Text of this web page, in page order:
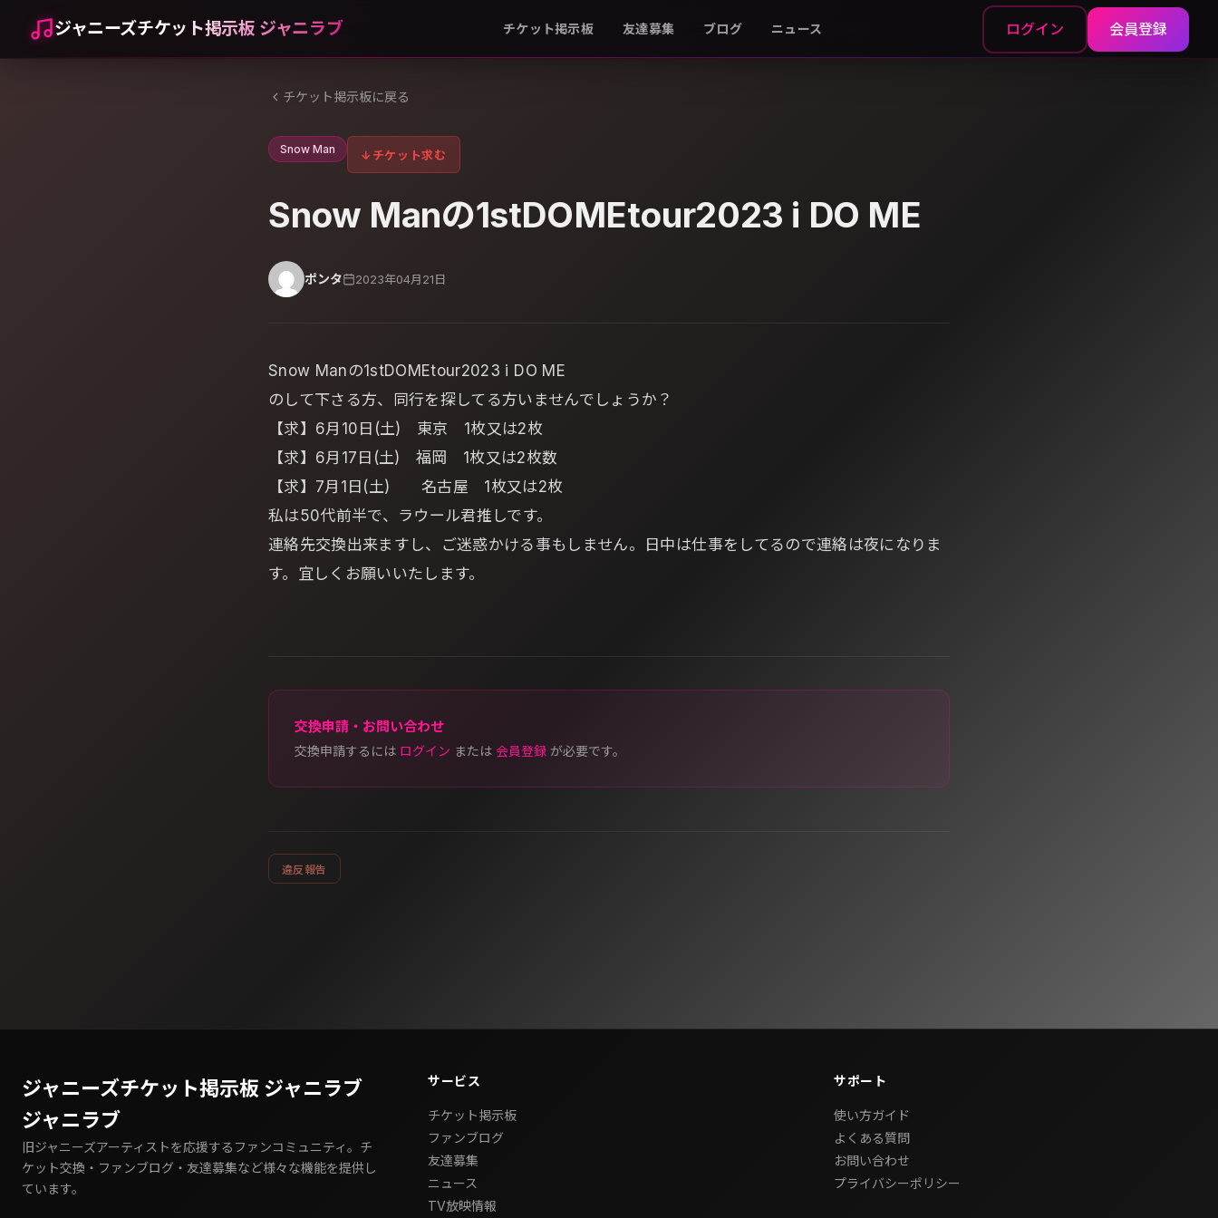
ジャニーズチケット掲示板 ジャニラブ チケット掲示板 友達募集 ブログ ニュース ログイン 会員登録
チケット掲示板に戻る
Snow Man ↓ チケット求む
Snow Manの1stDOMEtour2023 i DO ME
ポンタ 2023年04月21日
Snow Manの1stDOMEtour2023 i DO ME
のして下さる方、同行を探してる方いませんでしょうか？
【求】6月10日(土) 東京 1枚又は2枚
【求】6月17日(土) 福岡 1枚又は2枚数
【求】7月1日(土) 名古屋 1枚又は2枚
私は50代前半で、ラウール君推しです。
連絡先交換出来ますし、ご迷惑かける事もしません。日中は仕事をしてるので連絡は夜になりま
す。宜しくお願いいたします。
交換申請・お問い合わせ
交換申請するには ログイン または 会員登録 が必要です。
違反報告
ジャニーズチケット掲示板 ジャニラブ
ジャニラブ
旧ジャニーズアーティストを応援するファンコミュニティ。チ
ケット交換・ファンブログ・友達募集など様々な機能を提供し
ています。
サービス
チケット掲示板
ファンブログ
友達募集
ニュース
TV放映情報
サポート
使い方ガイド
よくある質問
お問い合わせ
プライバシーポリシー